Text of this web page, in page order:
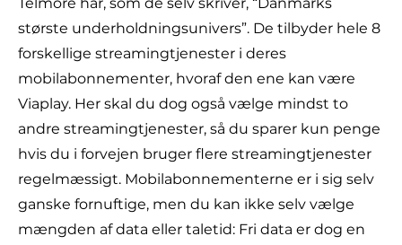
største underholdningsunivers”. De tilbyder hele 8
forskellige streamingtjenester i deres
mobilabonnementer, hvoraf den ene kan være
Viaplay. Her skal du dog også vælge mindst to
andre streamingtjenester, så du sparer kun penge
hvis du i forvejen bruger flere streamingtjenester
regelmæssigt. Mobilabonnementerne er i sig selv
ganske fornuftige, men du kan ikke selv vælge
mængden af data eller taletid: Fri data er dog en